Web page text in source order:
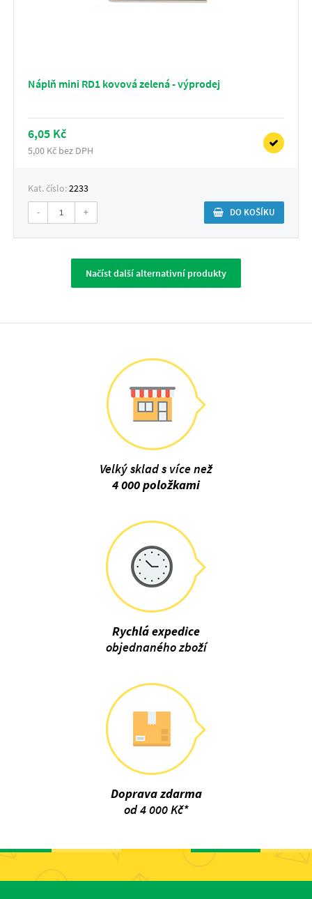
Náplň mini RD1 kovová zelená - výprodej
6,05 Kč
5,00 Kč bez DPH
Kat. číslo:2233
- + DO KOŠÍKU
Načíst další alternativní produkty
Velký sklad s více než
4 000 položkami
Rychlá expedice
objednaného zboží
Doprava zdarma
od 4 000 Kč*